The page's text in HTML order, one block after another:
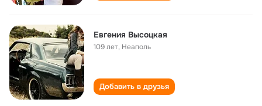
Евгения Высоцкая
109 лет, Неаполь
Добавить в друзья